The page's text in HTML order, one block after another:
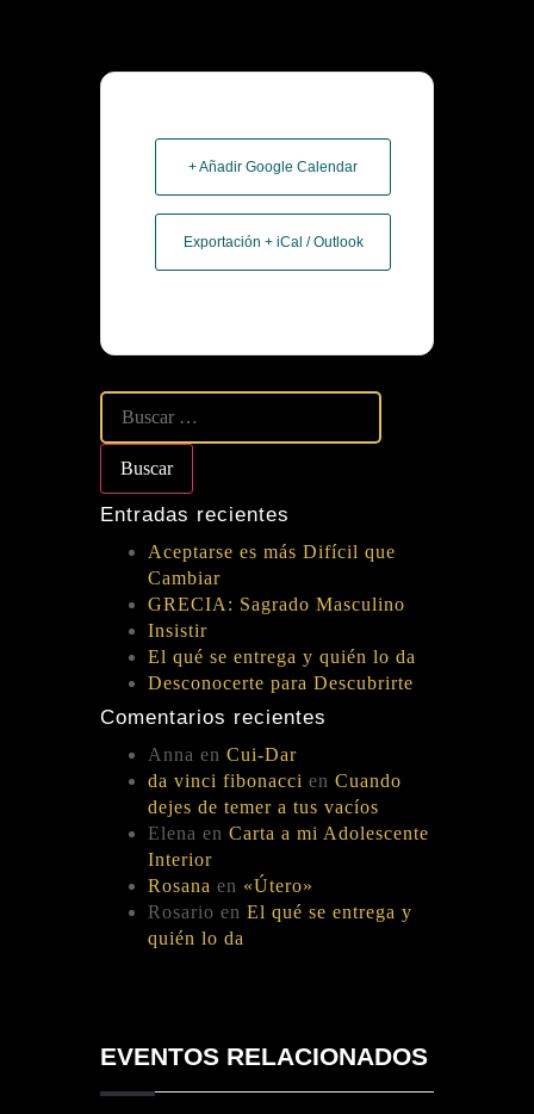
+ Añadir Google Calendar
Exportación + iCal / Outlook
Entradas recientes
Aceptarse es más Difícil que
Cambiar
GRECIA: Sagrado Masculino
Insistir
El qué se entrega y quién lo da
Desconocerte para Descubrirte
Comentarios recientes
Anna en Cui-Dar
da vinci fibonacci en Cuando
dejes de temer a tus vacíos
Elena en Carta a mi Adolescente
Interior
Rosana en «Útero»
Rosario en El qué se entrega y
quién lo da
EVENTOS RELACIONADOS